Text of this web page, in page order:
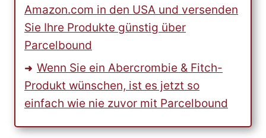
Amazon.com in den USA und versenden
Sie Ihre Produkte günstig über
Parcelbound
Wenn Sie ein Abercrombie & Fitch-
Produkt wünschen, ist es jetzt so
einfach wie nie zuvor mit Parcelbound